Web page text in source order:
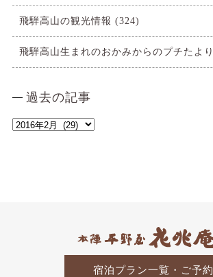
飛騨高山の観光情報 (324)
飛騨高山生まれのおかみからのプチたより
過去の記事
過
宿泊プラン一覧・ご予約